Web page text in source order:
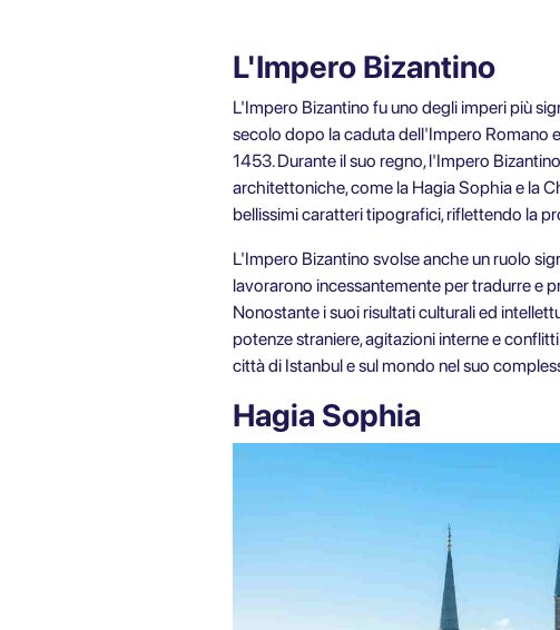
L'Impero Bizantino
L'Impero Bizantino fu uno degli imperi più
secolo dopo la caduta dell'Impero Romano
1453. Durante il suo regno, l'Impero
architettoniche, come la Hagia Sophia e la
bellissimi caratteri tipografici, riflettendo la
L'Impero Bizantino svolse anche un ruolo
lavorarono incessantemente per tradurre e
Nonostante i suoi risultati culturali ed
potenze straniere, agitazioni interne e
città di Istanbul e sul mondo nel suo
Hagia Sophia